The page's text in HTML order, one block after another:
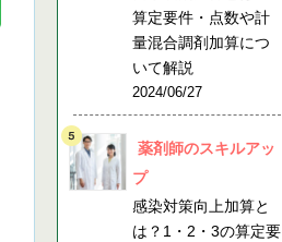
算定要件・点数や計
量混合調剤加算につ
いて解説
2024/06/27
薬剤師のスキルアッ
プ
感染対策向上加算と
は？1・2・3の算定要